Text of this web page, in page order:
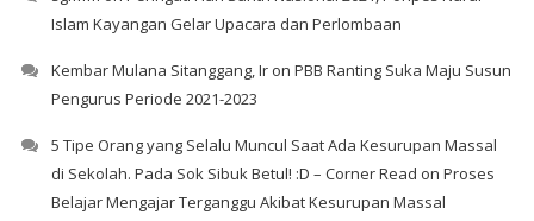
Islam Kayangan Gelar Upacara dan Perlombaan
Kembar Mulana Sitanggang, Iron PBB Ranting Suka Maju Susun
Pengurus Periode 2021-2023
5 Tipe Orang yang Selalu Muncul Saat Ada Kesurupan Massal
di Sekolah. Pada Sok Sibuk Betul! :D – Corner Read on Proses
Belajar Mengajar Terganggu Akibat Kesurupan Massal